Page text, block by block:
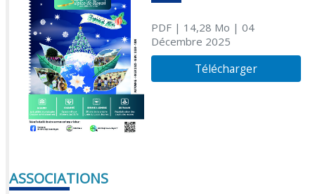
PDF| 14,28 Mo | 04
Décembre 2025
Télécharger
ASSOCIATIONS